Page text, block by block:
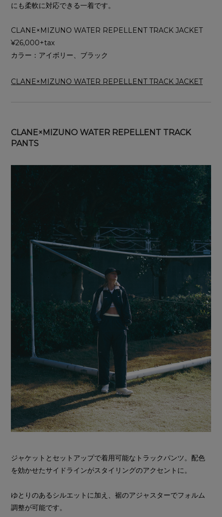
にも柔軟に対応できる一着です。
CLANE×MIZUNO WATER REPELLENT TRACK JACKET
¥26,000+tax
カラー：アイボリー、ブラック
CLANE×MIZUNO WATER REPELLENT TRACK JACKET
CLANE×MIZUNO WATER REPELLENT TRACK
PANTS
ジャケットとセットアップで着用可能なトラックパンツ。配色
を効かせたサイドラインがスタイリングのアクセントに。
ゆとりのあるシルエットに加え、裾のアジャスターでフォルム
調整が可能です。